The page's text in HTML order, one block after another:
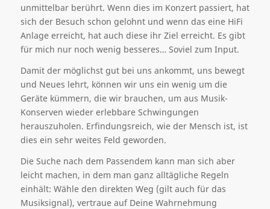
unmittelbar berührt. Wenn dies im Konzert passiert, hat
sich der Besuch schon gelohnt und wenn das eine HiFi
Anlage erreicht, hat auch diese ihr Ziel erreicht. Es gibt
für mich nur noch wenig besseres… Soviel zum Input.
Damit der möglichst gut bei uns ankommt, uns bewegt
und Neues lehrt, können wir uns ein wenig um die
Geräte kümmern, die wir brauchen, um aus Musik-
Konserven wieder erlebbare Schwingungen
herauszuholen. Erfindungsreich, wie der Mensch ist, ist
dies ein sehr weites Feld geworden.
Die Suche nach dem Passendem kann man sich aber
leicht machen, in dem man ganz alltägliche Regeln
einhält: Wähle den direkten Weg (gilt auch für das
Musiksignal), vertraue auf Deine Wahrnehmung